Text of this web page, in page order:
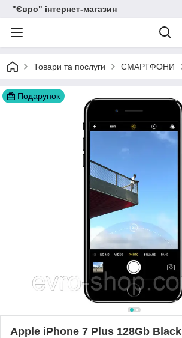
"Євро" інтернет-магазин
Товари та послуги СМАРТФОНИ
Подарунок
Apple iPhone 7 Plus 128Gb Black